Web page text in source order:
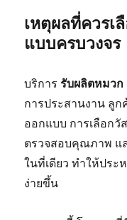
เหตุผลที่ควรเ
แบบครบวงจร
บริการ รับผลิตหมวก
การประสานงาน ลูก
ออกแบบ การเลือกวั
ตรวจสอบคุณภาพ แ
ในที่เดียว ทำให้ปร
ง่ายขึ้น